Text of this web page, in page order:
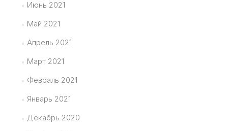
Июнь 2021
Май 2021
Апрель 2021
Март 2021
Февраль 2021
Январь 2021
Декабрь 2020